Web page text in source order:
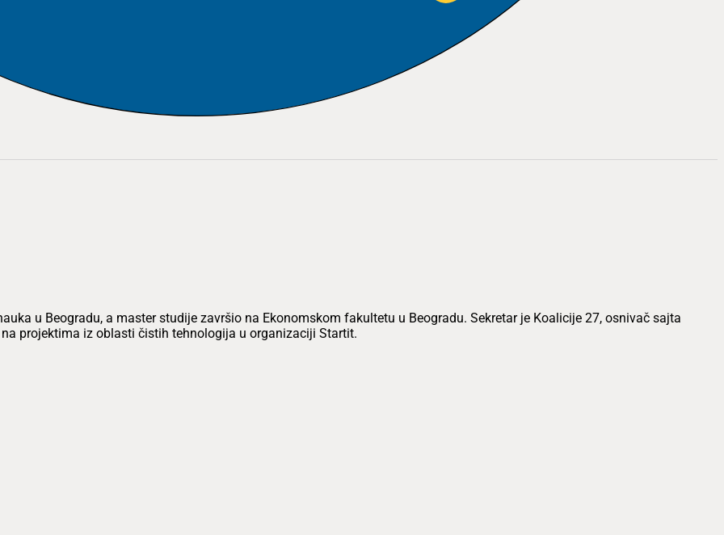
u Beogradu, a master studije završio na Ekonomskom fakultetu u Beogradu. Sekretar je Koalicije 27, osnivač sajta
projektima iz oblasti čistih tehnologija u organizaciji Startit.